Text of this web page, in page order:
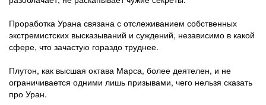
Проработка Урана связана с отслеживанием собственных
экстремистских высказываний и суждений, независимо в какой
сфере, что зачастую гораздо труднее.
Плутон, как высшая октава Марса, более деятелен, и не
ограничивается одними лишь призывами, чего нельзя сказать
про Уран.